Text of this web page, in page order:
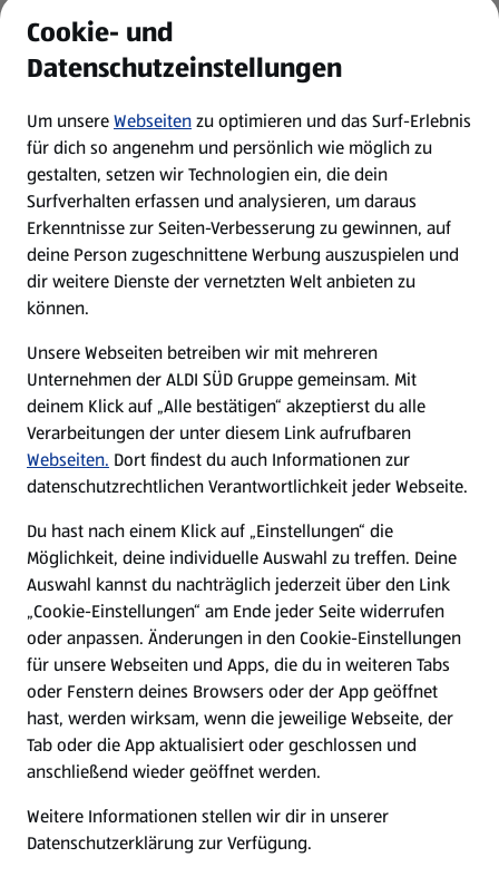
Newsletter
WhatsApp
Über ALDI SÜD
Filialen
Nachhaltigkeit
Karriere
Presse
Hilfe & Kontakt
(öffnet in einem neuen Tab)
Unternehmen
Folge uns hier:
Cookie- und
Datenschutzeinstellungen
Um unsereWebseitenzu optimieren und das Surf-Erlebnis
für dich so angenehm und persönlich wie möglich zu
gestalten, setzen wir Technologien ein, die dein
Surfverhalten erfassen und analysieren, um daraus
Erkenntnisse zur Seiten-Verbesserung zu gewinnen, auf
deine Person zugeschnittene Werbung auszuspielen und
dir weitere Dienste der vernetzten Welt anbieten zu
können.
Unsere Webseiten betreiben wir mit mehreren
Unternehmen der ALDI SÜD Gruppe gemeinsam. Mit
deinem Klick auf „Alle bestätigen“ akzeptierst du alle
Verarbeitungen der unter diesem Link aufrufbaren
Webseiten. Dort findest du auch Informationen zur
datenschutzrechtlichen Verantwortlichkeit jeder Webseite.
Du hast nach einem Klick auf „Einstellungen“ die
Möglichkeit, deine individuelle Auswahl zu treffen. Deine
Auswahl kannst du nachträglich jederzeit über den Link
„Cookie-Einstellungen“ am Ende jeder Seite widerrufen
oder anpassen. Änderungen in den Cookie-Einstellungen
für unsere Webseiten und Apps, die du in weiteren Tabs
oder Fenstern deines Browsers oder der App geöffnet
hast, werden wirksam, wenn die jeweilige Webseite, der
Tab oder die App aktualisiert oder geschlossen und
anschließend wieder geöffnet werden.
Weitere Informationen stellen wir dir in unserer
Datenschutzerklärung zur Verfügung.